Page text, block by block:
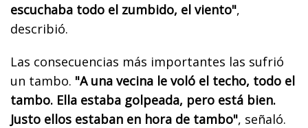
escuchaba todo el zumbido, el viento",
describió.
Las consecuencias más importantes las sufrió
un tambo. "A una vecina le voló el techo, todo el
tambo. Ella estaba golpeada, pero está bien.
Justo ellos estaban en hora de tambo", señaló.